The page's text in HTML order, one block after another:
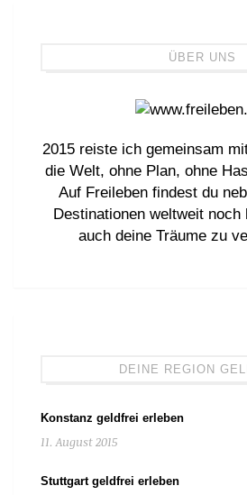
ÜBER UNS
2015 reiste ich gemeinsam
die Welt, ohne Plan, ohne
Auf Freileben findest du
Destinationen weltweit noch
auch deine Träume zu
DEINE REGION
Konstanz geldfrei erleben
11. August 2015
Stuttgart geldfrei erleben